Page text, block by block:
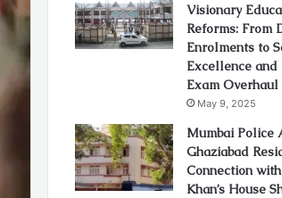
Visionary
Reforms: From
Enrolments to
Excellence and
Exam Overhaul
May 9, 2025
Mumbai Police
Ghaziabad
Connection
Khan’s House